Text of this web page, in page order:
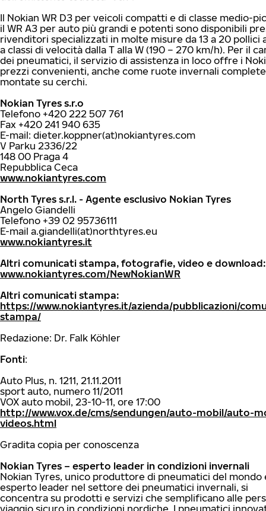
Il Nokian WR D3 per veicoli compatti e di classe medio-
il WR A3 per auto più grandi e potenti sono disponibili
rivenditori specializzati in molte misure da 13 a 20 pollici
a classi di velocità dalla T alla W (190 – 270 km/h). Per il
dei pneumatici, il servizio di assistenza in loco offre i
prezzi convenienti, anche come ruote invernali
montate su cerchi.
Nokian Tyres s.r.o
Telefono +420 222 507 761
Fax +420 241 940 635
E-mail: dieter.koppner(at)nokiantyres.com
V Parku 2336/22
148 00 Praga 4
Repubblica Ceca
www.nokiantyres.com
North Tyres s.r.l. - Agente esclusivo Nokian Tyres
Angelo Giandelli
Telefono +39 02 95736111
E-mail a.giandelli(at)northtyres.eu
www.nokiantyres.it
Altri comunicati stampa, fotografie, video e download:
www.nokiantyres.com/NewNokianWR
Altri comunicati stampa:
https://www.nokiantyres.it/azienda/pubblicazioni/
stampa/
Redazione: Dr. Falk Köhler
Fonti:
Auto Plus, n. 1211, 21.11.2011
sport auto, numero 11/2011
VOX auto mobil, 23-10-11, ore 17:00
http://www.vox.de/cms/sendungen/auto-mobil/auto-
videos.html
Gradita copia per conoscenza
Nokian Tyres – esperto leader in condizioni invernali
Nokian Tyres, unico produttore di pneumatici del mondo
esperto leader nel settore dei pneumatici invernali, si
concentra su prodotti e servizi che semplificano alle
viaggio sicuro in condizioni nordiche. I pneumatici